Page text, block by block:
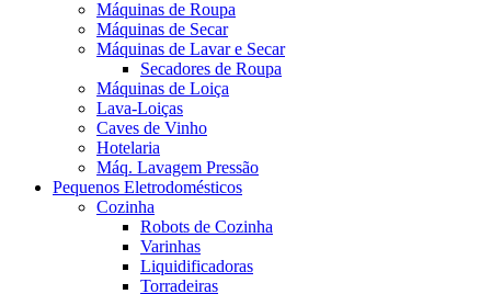
Máquinas de Roupa
Máquinas de Secar
Máquinas de Lavar e Secar
Secadores de Roupa
Máquinas de Loiça
Lava-Loiças
Caves de Vinho
Hotelaria
Máq. Lavagem Pressão
Pequenos Eletrodomésticos
Cozinha
Robots de Cozinha
Varinhas
Liquidificadoras
Torradeiras